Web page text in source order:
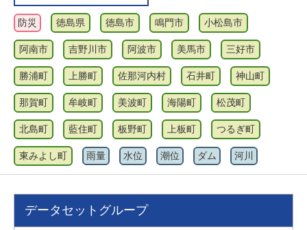
防災 徳島県 徳島市 鳴門市 小松島市
阿南市 吉野川市 阿波市 美馬市 三好市
勝浦町 上勝町 佐那河内村 石井町 神山町
那賀町 牟岐町 美波町 海陽町 松茂町
北島町 藍住町 板野町 上板町 つるぎ町
東みよし町 雨量 水位 潮位 ダム 河川
データセットグループ